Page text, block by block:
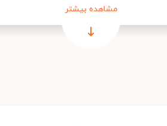
مشاهده بیشتر